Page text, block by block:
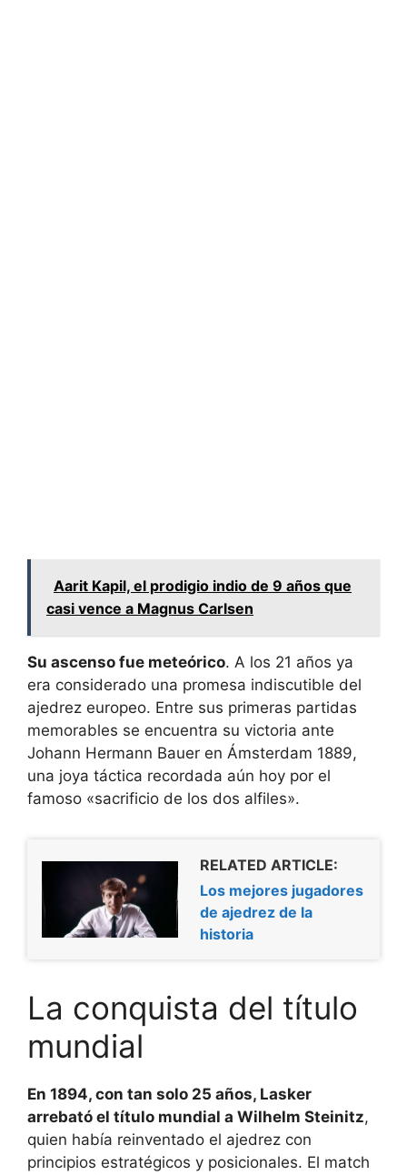
Aarit Kapil, el prodigio indio de 9 años que
casi vence a Magnus Carlsen
Su ascenso fue meteórico. A los 21 años ya
era considerado una promesa indiscutible del
ajedrez europeo. Entre sus primeras partidas
memorables se encuentra su victoria ante
Johann Hermann Bauer en Ámsterdam 1889,
una joya táctica recordada aún hoy por el
famoso «sacrificio de los dos alfiles».
RELATED ARTICLE:
Los mejores jugadores
de ajedrez de la
historia
La conquista del título
mundial
En 1894, con tan solo 25 años, Lasker
arrebató el título mundial a Wilhelm Steinitz,
quien había reinventado el ajedrez con
principios estratégicos y posicionales. El match